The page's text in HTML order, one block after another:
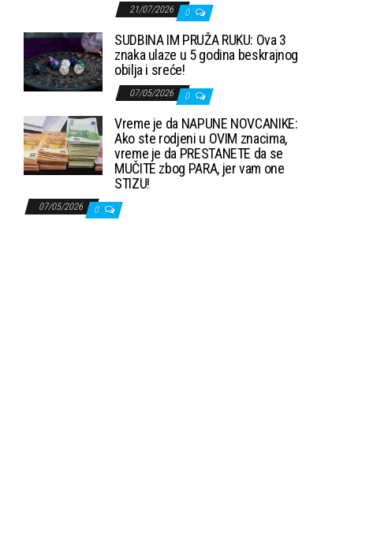
21/07/2026 0
SUDBINA IM PRUŽA RUKU: Ova 3
znaka ulaze u 5 godina beskrajnog
obilja i sreće!
07/05/2026 0
Vreme je da NAPUNE NOVCANIKE:
Ako ste rodjeni u OVIM znacima,
vreme je da PRESTANETE da se
MUČITE zbog PARA, jer vam one
STIZU!
07/05/2026 0